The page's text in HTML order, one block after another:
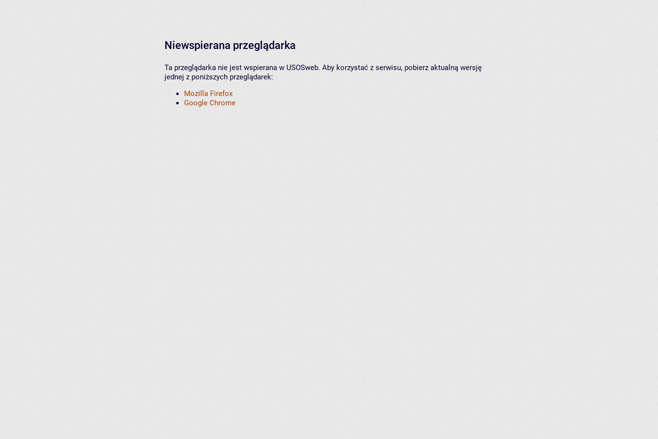
Niewspierana przeglądarka
Ta przeglądarka nie jest wspierana w USOSweb. Aby korzystać z serwisu, pobierz aktualną wersję
jednej z poniższych przeglądarek:
Mozilla Firefox
Google Chrome